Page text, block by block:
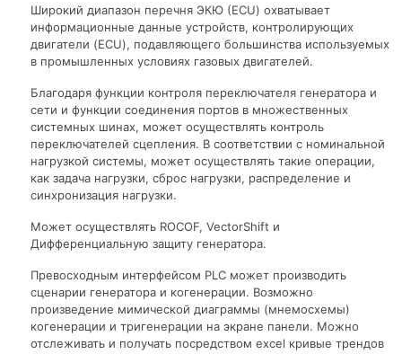
Широкий диапазон перечня ЭКЮ (ECU) охватывает
информационные данные устройств, контролирующих
двигатели (ECU), подавляющего большинства используемых
в промышленных условиях газовых двигателей.
Благодаря функции контроля переключателя генератора и
сети и функции соединения портов в множественных
системных шинах, может осуществлять контроль
переключателей сцепления. В соответствии с номинальной
нагрузкой системы, может осуществлять такие операции,
как задача нагрузки, сброс нагрузки, распределение и
синхронизация нагрузки.
Может осуществлять ROCOF, VectorShift и
Дифференциальную защиту генератора.
Превосходным интерфейсом PLC может производить
сценарии генератора и когенерации. Возможно
произведение мимической диаграммы (мнемосхемы)
когенерации и тригенерации на экране панели. Можно
отслеживать и получать посредством excel кривые трендов